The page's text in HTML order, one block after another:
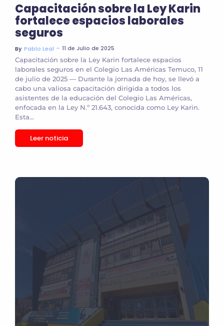
Capacitación sobre la Ley Karin
fortalece espacios laborales
seguros
By Pablo Leal ~ 11 de Julio de 2025
Capacitación sobre la Ley Karin fortalece espacios
laborales seguros en el Colegio Las Américas Temuco, 11
de julio de 2025 — Durante la jornada de hoy, se llevó a
cabo una valiosa capacitación dirigida a todos los
asistentes de la educación del Colegio Las Américas,
enfocada en la Ley N.º 21.643, conocida como Ley Karin.
Esta...
Leer noticia